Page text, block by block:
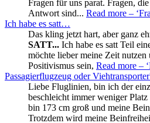
Fragen für uns parat. Fragen,
Antwort sind... Read more –
Ich habe es satt…
Das kling jetzt hart, aber ganz
SATT... Ich habe es satt Teil
möchte lieber meine Zeit nutzen
Positivismus sein, Read more –
Passagierflugzeug oder
Liebe Fluglinien, bin ich der
beschleicht immer weniger
bin 173 cm groß und meine
Trotzdem wird meine